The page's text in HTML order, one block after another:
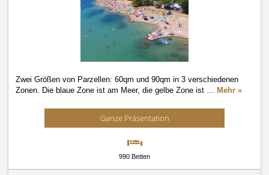
Zwei Größen von Parzellen: 60qm und 90qm in 3 verschiedenen
Zonen. Die blaue Zone ist am Meer, die gelbe Zone ist … Mehr »
Ganze Präsentation
990 Betten